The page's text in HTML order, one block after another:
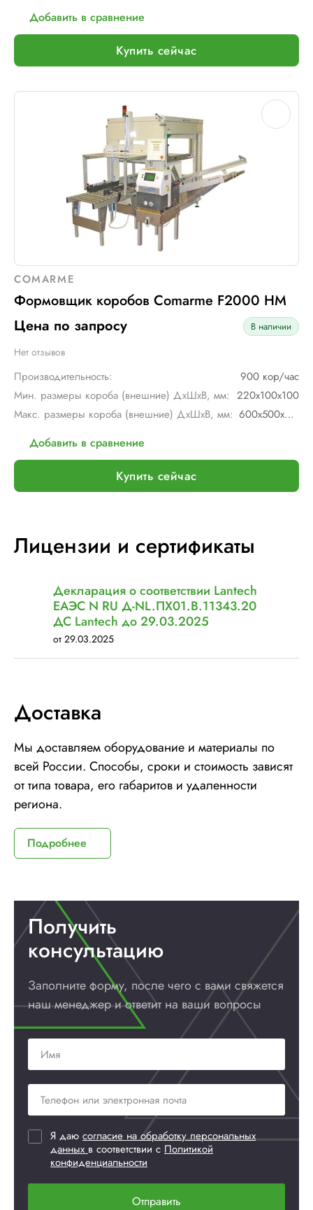
Добавить в сравнение
Купить сейчас
COMARME
Формовщик коробов Comarme F2000 HM
Цена по запросу
В наличии
Нет отзывов
Производительность:
900 кор/час
Мин. размеры короба (внешние) ДхШхВ, мм: 220х100х100
Макс. размеры короба (внешние) ДхШхВ, мм:
600х500х500
Добавить в сравнение
Купить сейчас
Лицензии и сертификаты
Декларация о соответствии Lantech
ЕАЭС N RU Д-NL.ПХ01.В.11343.20
ДС Lantech до 29.03.2025
от 29.03.2025
Доставка
Мы доставляем оборудование и материалы по
всей России. Способы, сроки и стоимость зависят
от типа товара, его габаритов и удаленности
региона.
Подробнее
Получить
консультацию
Заполните форму, после чего с вами свяжется
наш менеджер и ответит на ваши вопросы
Я даю согласие на обработку персональных
данных в соответствии с Политикой
конфиденциальности
Отправить